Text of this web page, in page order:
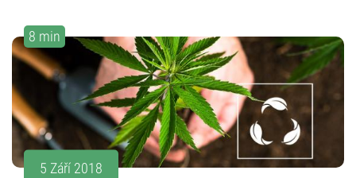
8 min
5 Září 2018